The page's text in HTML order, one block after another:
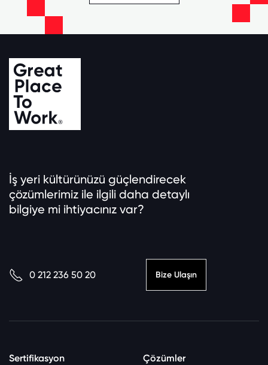
İş yeri kültürünüzü güçlendirecek
çözümlerimiz ile ilgili daha detaylı
bilgiye mi ihtiyacınız var?
0 212 236 50 20 Bize Ulaşın
Sertifikasyon Çözümler